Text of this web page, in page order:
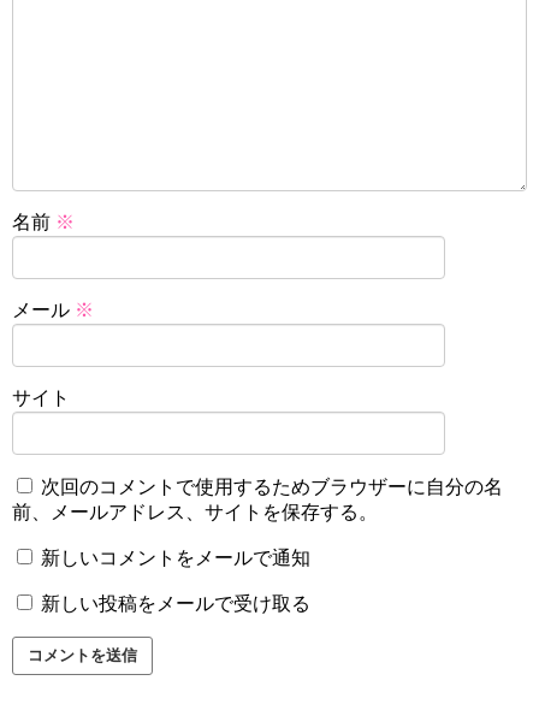
名前 ※
メール ※
サイト
次回のコメントで使用するためブラウザーに自分の名
前、メールアドレス、サイトを保存する。
新しいコメントをメールで通知
新しい投稿をメールで受け取る